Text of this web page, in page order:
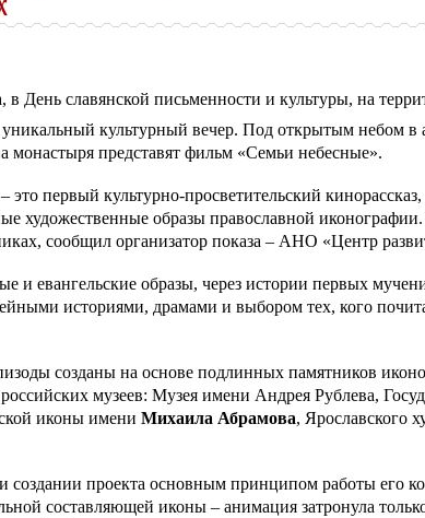
в День славянской письменности и культуры, на
уникальный культурный вечер. Под открытым небом в
монастыря представят фильм «Семьи небесные».
это первый культурно-просветительский
художественные образы православной
сообщил организатор показа – АНО «Центр
и евангельские образы, через истории первых
историями, драмами и выбором тех, кого
созданы на основе подлинных памятников
музеев: Музея имени Андрея Рублева,
иконы имени Михаила Абрамова, Ярославского
создании проекта основным принципом работы его
составляющей иконы – анимация затронула